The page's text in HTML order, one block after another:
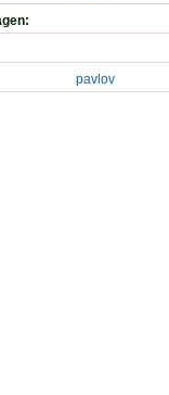
pavlov